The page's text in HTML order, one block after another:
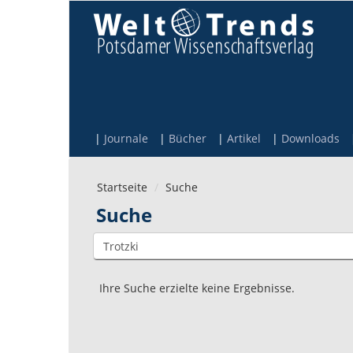
Journale Bücher Artikel Downloads
Startseite Suche
Suche
Ihre Suche erzielte keine Ergebnisse.